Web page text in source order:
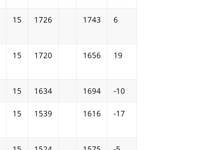
15 1726 1743 6
15 1720 1656 19
15 1634 1694 -10
15 1539 1616 -17